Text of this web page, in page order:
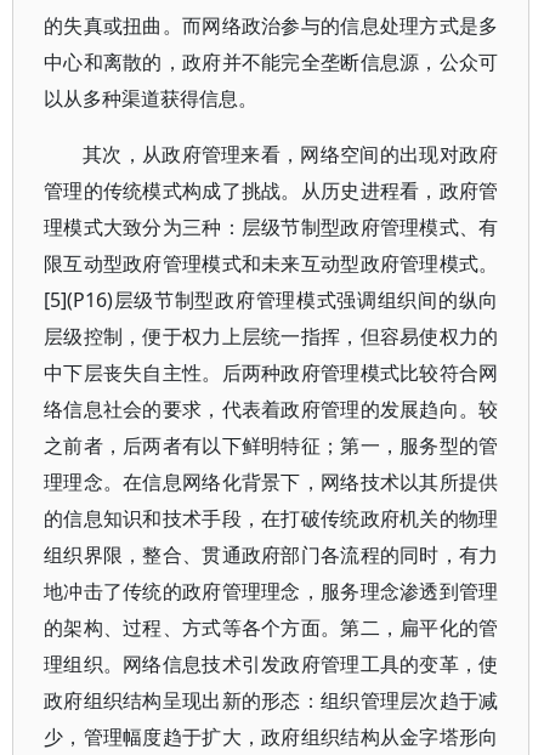
的失真或扭曲。而网络政治参与的信息处理方式是多
中心和离散的，政府并不能完全垄断信息源，公众可
以从多种渠道获得信息。
其次，从政府管理来看，网络空间的出现对政府
管理的传统模式构成了挑战。从历史进程看，政府管
理模式大致分为三种：层级节制型政府管理模式、有
限互动型政府管理模式和未来互动型政府管理模式。
[5](P16)层级节制型政府管理模式强调组织间的纵向
层级控制，便于权力上层统一指挥，但容易使权力的
中下层丧失自主性。后两种政府管理模式比较符合网
络信息社会的要求，代表着政府管理的发展趋向。较
之前者，后两者有以下鲜明特征；第一，服务型的管
理理念。在信息网络化背景下，网络技术以其所提供
的信息知识和技术手段，在打破传统政府机关的物理
组织界限，整合、贯通政府部门各流程的同时，有力
地冲击了传统的政府管理理念，服务理念渗透到管理
的架构、过程、方式等各个方面。第二，扁平化的管
理组织。网络信息技术引发政府管理工具的变革，使
政府组织结构呈现出新的形态：组织管理层次趋于减
少，管理幅度趋于扩大，政府组织结构从金字塔形向